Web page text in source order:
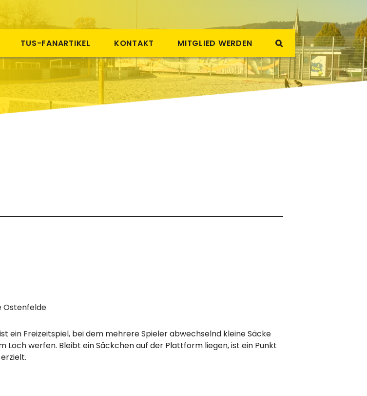
TUS-FANARTIKEL KONTAKT MITGLIED WERDEN
Ostenfelde
ein Freizeitspiel, bei dem mehrere Spieler abwechselnd kleine Säcke
werfen. Bleibt ein Säckchen auf der Plattform liegen, ist ein Punkt